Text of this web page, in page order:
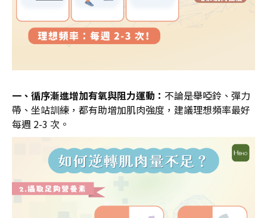
一、循序漸進增加有氧與阻力運動： 不論是舉啞鈴、彈力
帶、坐站訓練，都有助增加肌肉強度，建議理想頻率最好
每週 2-3 次。